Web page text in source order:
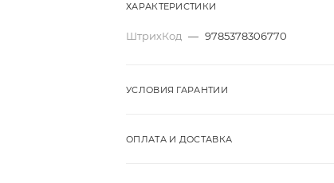
ХАРАКТЕРИСТИКИ
ШтрихКод — 9785378306770
УСЛОВИЯ ГАРАНТИИ
ОПЛАТА И ДОСТАВКА